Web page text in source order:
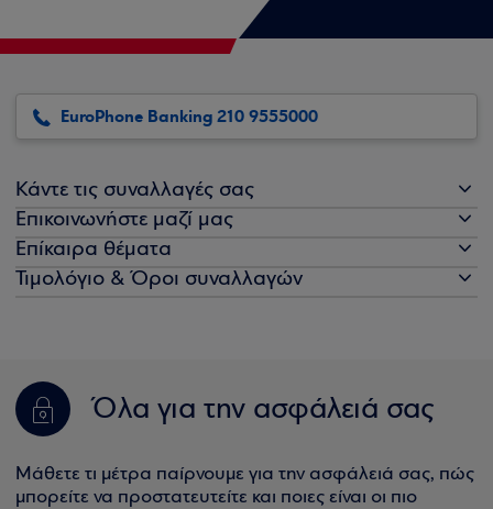
EuroPhone Banking 210 9555000
Κάντε τις συναλλαγές σας
Επικοινωνήστε μαζί μας
Επίκαιρα θέματα
Τιμολόγιο & Όροι συναλλαγών
Όλα για την ασφάλειά σας
Μάθετε τι μέτρα παίρνουμε για την ασφάλειά σας, πώς
μπορείτε να προστατευτείτε και ποιες είναι οι πιο